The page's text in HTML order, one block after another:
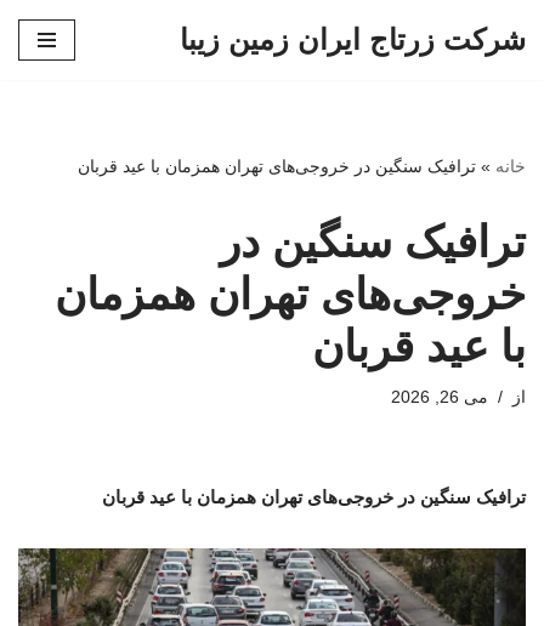
شرکت زرتاج ایران زمین زیبا
خانه » ترافیک سنگین در خروجی‌های تهران همزمان با عید قربان
ترافیک سنگین در
خروجی‌های تهران همزمان
با عید قربان
از می 26, 2026
ترافیک سنگین در خروجی‌های تهران همزمان با عید قربان